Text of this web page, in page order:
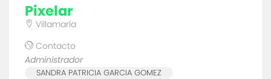
pixelar
Villamaría
Contacto
Administrador
SANDRA PATRICIA GARCIA GOMEZ